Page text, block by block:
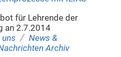
für Lehrende der
an 2.7.2014
uns / News &
Archiv